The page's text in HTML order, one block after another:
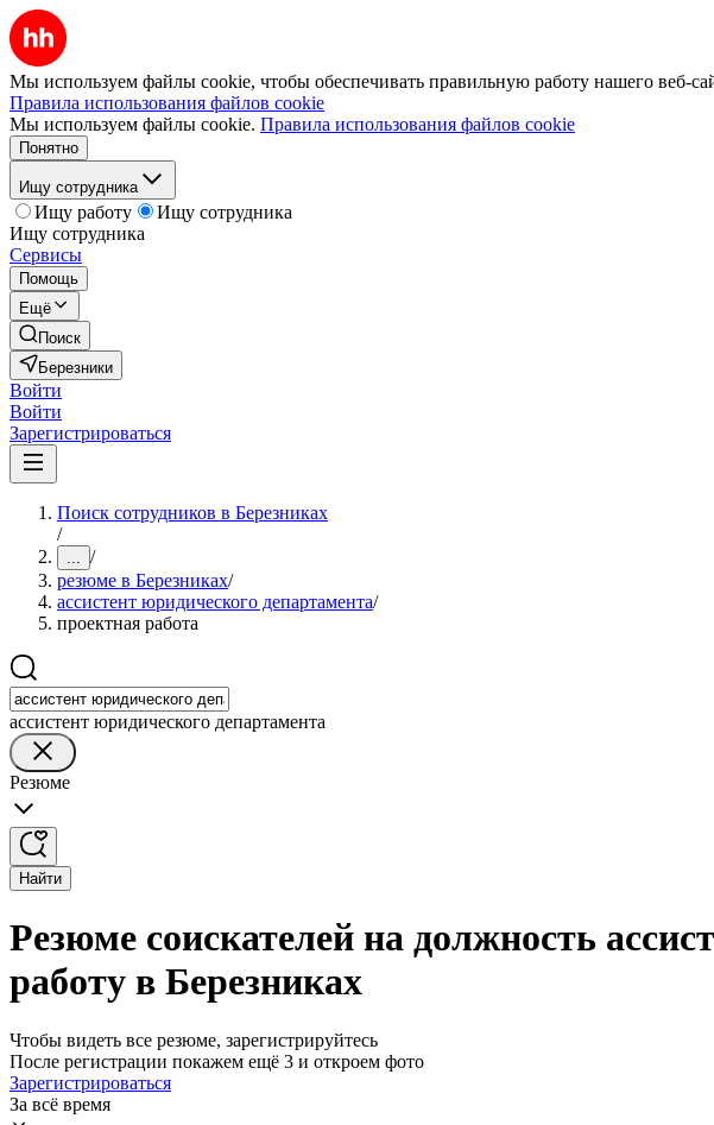
Мы используем файлы cookie, чтобы обеспечивать правильную работу нашего веб-
Правила использования файлов cookie
Мы используем файлы cookie. Правила использования файлов cookie
Понятно
Ищу сотрудника
Ищу работу
Ищу сотрудника
Ищу сотрудника
Сервисы
Помощь
Ещё
Поиск
Березники
Войти
Войти
Зарегистрироваться
Поиск сотрудников в Березниках
/
... /
резюме в Березниках/
ассистент юридического департамента/
проектная работа
ассистент юридического департамента
Резюме
Найти
Резюме соискателей на должность
работу в Березниках
Чтобы видеть все резюме, зарегистрируйтесь
После регистрации покажем ещё 3 и откроем фото
Зарегистрироваться
За всё время